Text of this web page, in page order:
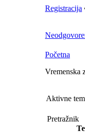
Registracija
Početna
Vremenska
Aktivne
Pretražnik